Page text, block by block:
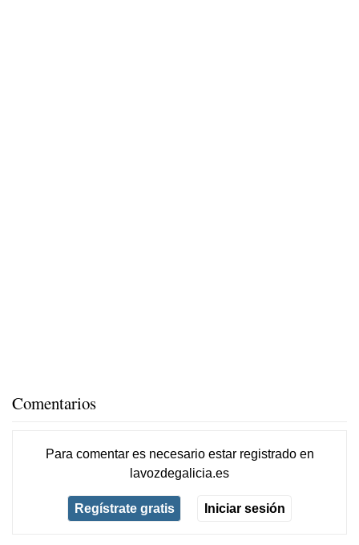
Comentarios
Para comentar es necesario estar registradoen
lavozdegalicia.es
Regístrate gratis Iniciar sesión